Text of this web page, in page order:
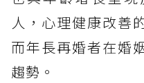
人，心理健康改善
而年長再婚者在婚
趨勢。